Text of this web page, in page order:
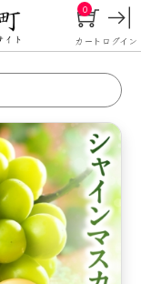
カート
0
ログイン